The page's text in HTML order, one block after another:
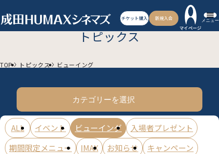
チケット購入
新規入会
マイページ
メニュー
トピックス
TOP トピックス ビューイング
カテゴリーを選択
ALL イベント ビューイング
入場者プレゼント
期間限定メニュー
IMAX お知らせ
キャンペーン